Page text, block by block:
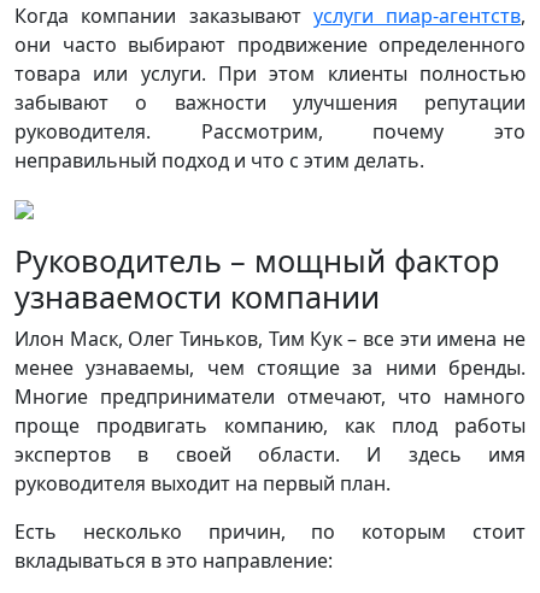
Когда компании заказывают услуги пиар-агентств,
они часто выбирают продвижение определенного
товара или услуги. При этом клиенты полностью
забывают о важности улучшения репутации
руководителя. Рассмотрим, почему это
неправильный подход и что с этим делать.
Руководитель – мощный фактор
узнаваемости компании
Илон Маск, Олег Тиньков, Тим Кук – все эти имена не
менее узнаваемы, чем стоящие за ними бренды.
Многие предприниматели отмечают, что намного
проще продвигать компанию, как плод работы
экспертов в своей области. И здесь имя
руководителя выходит на первый план.
Есть несколько причин, по которым стоит
вкладываться в это направление: